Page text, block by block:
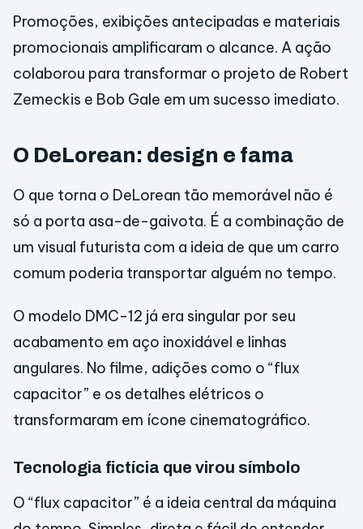
Promoções, exibições antecipadas e materiais
promocionais amplificaram o alcance. A ação
colaborou para transformar o projeto de Robert
Zemeckis e Bob Gale em um sucesso imediato.
O DeLorean: design e fama
O que torna o DeLorean tão memorável não é
só a porta asa-de-gaivota. É a combinação de
um visual futurista com a ideia de que um carro
comum poderia transportar alguém no tempo.
O modelo DMC-12 já era singular por seu
acabamento em aço inoxidável e linhas
angulares. No filme, adições como o “flux
capacitor” e os detalhes elétricos o
transformaram em ícone cinematográfico.
Tecnologia fictícia que virou símbolo
O “flux capacitor” é a ideia central da máquina